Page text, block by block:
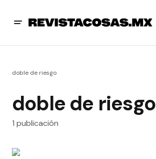
doble de riesgo
doble de riesgo
1 publicación